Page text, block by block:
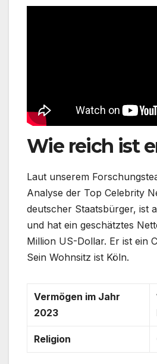
Wie reich ist
Laut unserem
Analyse der Top Celebrity
deutscher Staatsbürger, ist
und hat ein geschätztes
Million US-Dollar. Er ist ein
Sein Wohnsitz ist Köln.
Vermögen im Jahr
2023
Religion